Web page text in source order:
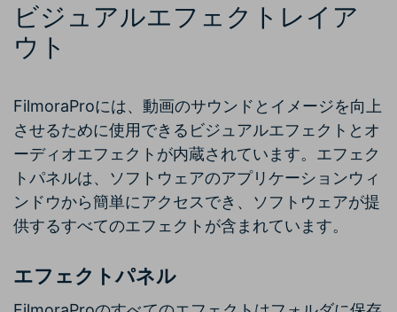
ビジュアルエフェクトレイア
ウト
FilmoraProには、動画のサウンドとイメージを向上
させるために使用できるビジュアルエフェクトとオ
ーディオエフェクトが内蔵されています。エフェク
トパネルは、ソフトウェアのアプリケーションウィ
ンドウから簡単にアクセスでき、ソフトウェアが提
供するすべてのエフェクトが含まれています。
エフェクトパネル